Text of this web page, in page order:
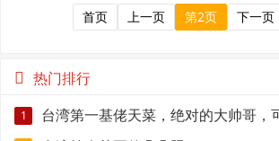
首页 上一页 第2页 下一页
热门排行
1 台湾第一基佬天菜，绝对的大帅哥，